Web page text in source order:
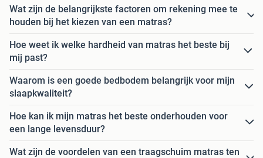
Wat zijn de belangrijkste factoren om rekening mee te
houden bij het kiezen van een matras?
Hoe weet ik welke hardheid van matras het beste bij
mij past?
Waarom is een goede bedbodem belangrijk voor mijn
slaapkwaliteit?
Hoe kan ik mijn matras het beste onderhouden voor
een lange levensduur?
Wat zijn de voordelen van een traagschuim matras ten